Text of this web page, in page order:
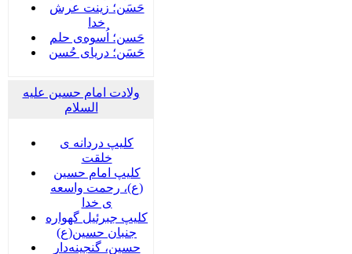
حَسَن؛ زینت عرش
خدا
حَسن؛ اُسوه‌ی حلم
حَسَن؛ دریای حُسن
ولادت امام حسین علیه
السلام
کلیپ دردانه ی
خلقت
کلیپ امام حسین
(ع)، رحمت واسعه
ی خدا
کلیپ جبرئیل گهواره
جنبان حسین(ع)
حسین، گنجینه‌دار